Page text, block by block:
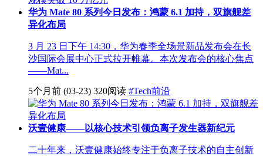
华为 Mate 80 系列今日发布：鸿蒙 6.1 加持，双旗舰差
异化布局
3 月 23 日下午 14:30，华为春季全场景新品发布会在长
沙国际会展中心正式拉开帷幕。本次发布会的核心焦点
——Mat...
5个月前 (03-23) 320阅读 #Tech前沿
沃壹健康——以核心技术引领负离子发生器新纪元
二十年来，沃壹健康始终专注于负离子技术的自主创新